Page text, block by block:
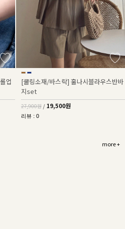
업
[쿨링소재/바스락] 훌나시블라우스반바
지set
27,900원 / 19,500원
리뷰 : 0
more +